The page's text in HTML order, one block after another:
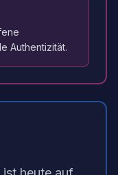
Authentizität.